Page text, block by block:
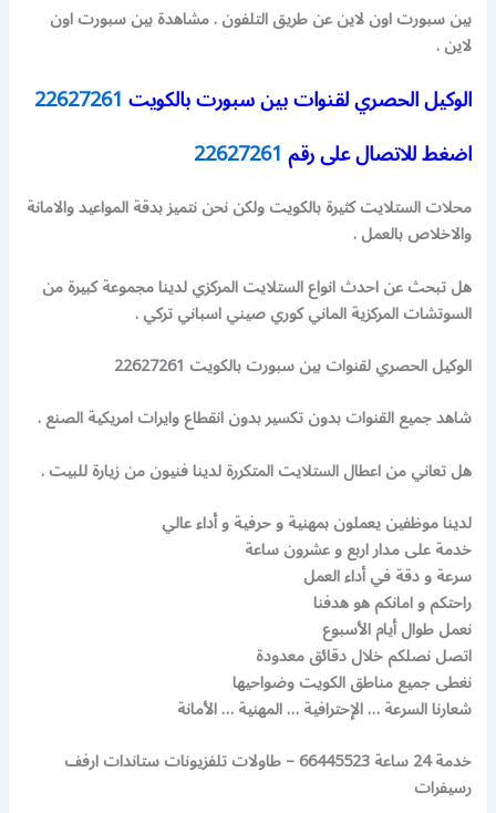
بين سبورت اون لاين عن طريق التلفون . مشاهدة بين سبورت اون
لاين .
الوكيل الحصري لقنوات بين سبورت بالكويت22627261
اضغط للاتصال على رقم22627261
محلات الستلايت كثيرة بالكويت ولكن نحن نتميز بدقة المواعيد والامانة
والاخلاص بالعمل .
هل تبحث عن احدث انواع الستلايت المركزي لدينا مجموعة كبيرة من
السوتشات المركزية الماني كوري صيني اسباني تركي .
الوكيل الحصري لقنوات بين سبورت بالكويت 22627261
شاهد جميع القنوات بدون تكسير بدون انقطاع وايرات امريكية الصنع .
هل تعاني من اعطال الستلايت المتكررة لدينا فنيون من زيارة للبيت .
لدينا موظفين يعملون بمهنية و حرفية و أداء عالي
خدمة على مدار اربع و عشرون ساعة
سرعة و دقة في أداء العمل
راحتكم و امانكم هو هدفنا
نعمل طوال أيام الأسبوع
اتصل نصلكم خلال دقائق معدودة
نغطى جميع مناطق الكويت وضواحيها
شعارنا السرعة … الإحترافية … المهنية … الأمانة
خدمة 24 ساعة 66445523 – طاولات تلفزيونات ستاندات ارفف
رسيفرات